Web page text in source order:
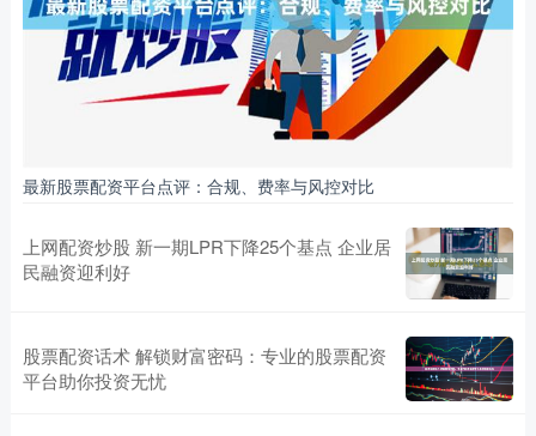
最新股票配资平台点评：合规、费率与风控对比
上网配资炒股 新一期LPR下降25个基点 企业居
民融资迎利好
股票配资话术 解锁财富密码：专业的股票配资
平台助你投资无忧